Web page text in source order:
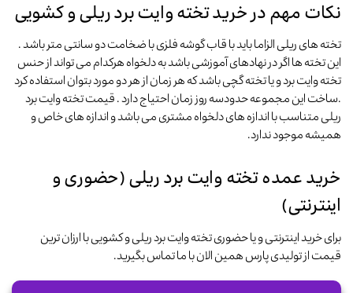
نکات مهم در خرید تخته وایت برد ریلی و کشویی
تخته های ریلی الزاما باید با قاب گوشه فلزی با ضخامت دو سانتی متر باشد .
این تخته ها اگر در نهادهای آموزشی باشد به دلخواه هرکدام می تواند از حنس
تخته وایت برد و یا تخته گچی باشد که هر زمان از هر دو مورد بتوان استفاده کرد
.ساخت این مجموعه حدودسه روز زمان احتیاج دارد . قیمت تخته وایت برد
ریلی متناسب با اندازه های دلخواه مشتری می باشد و اندازه های خاص و
همیشه موجود ندارد.
خرید عمده تخته وایت برد ریلی (حضوری و
اینترنتی)
برای خرید اینترنتی و یا حضوری تخته وایت برد ریلی و کشویی با ارزان ترین
قیمت از تولیدی پارس همین الان با ما تماس بگیرید.